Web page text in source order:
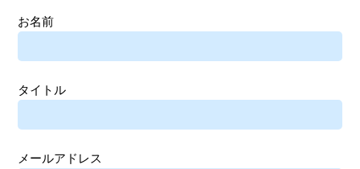
お名前
タイトル
メールアドレス